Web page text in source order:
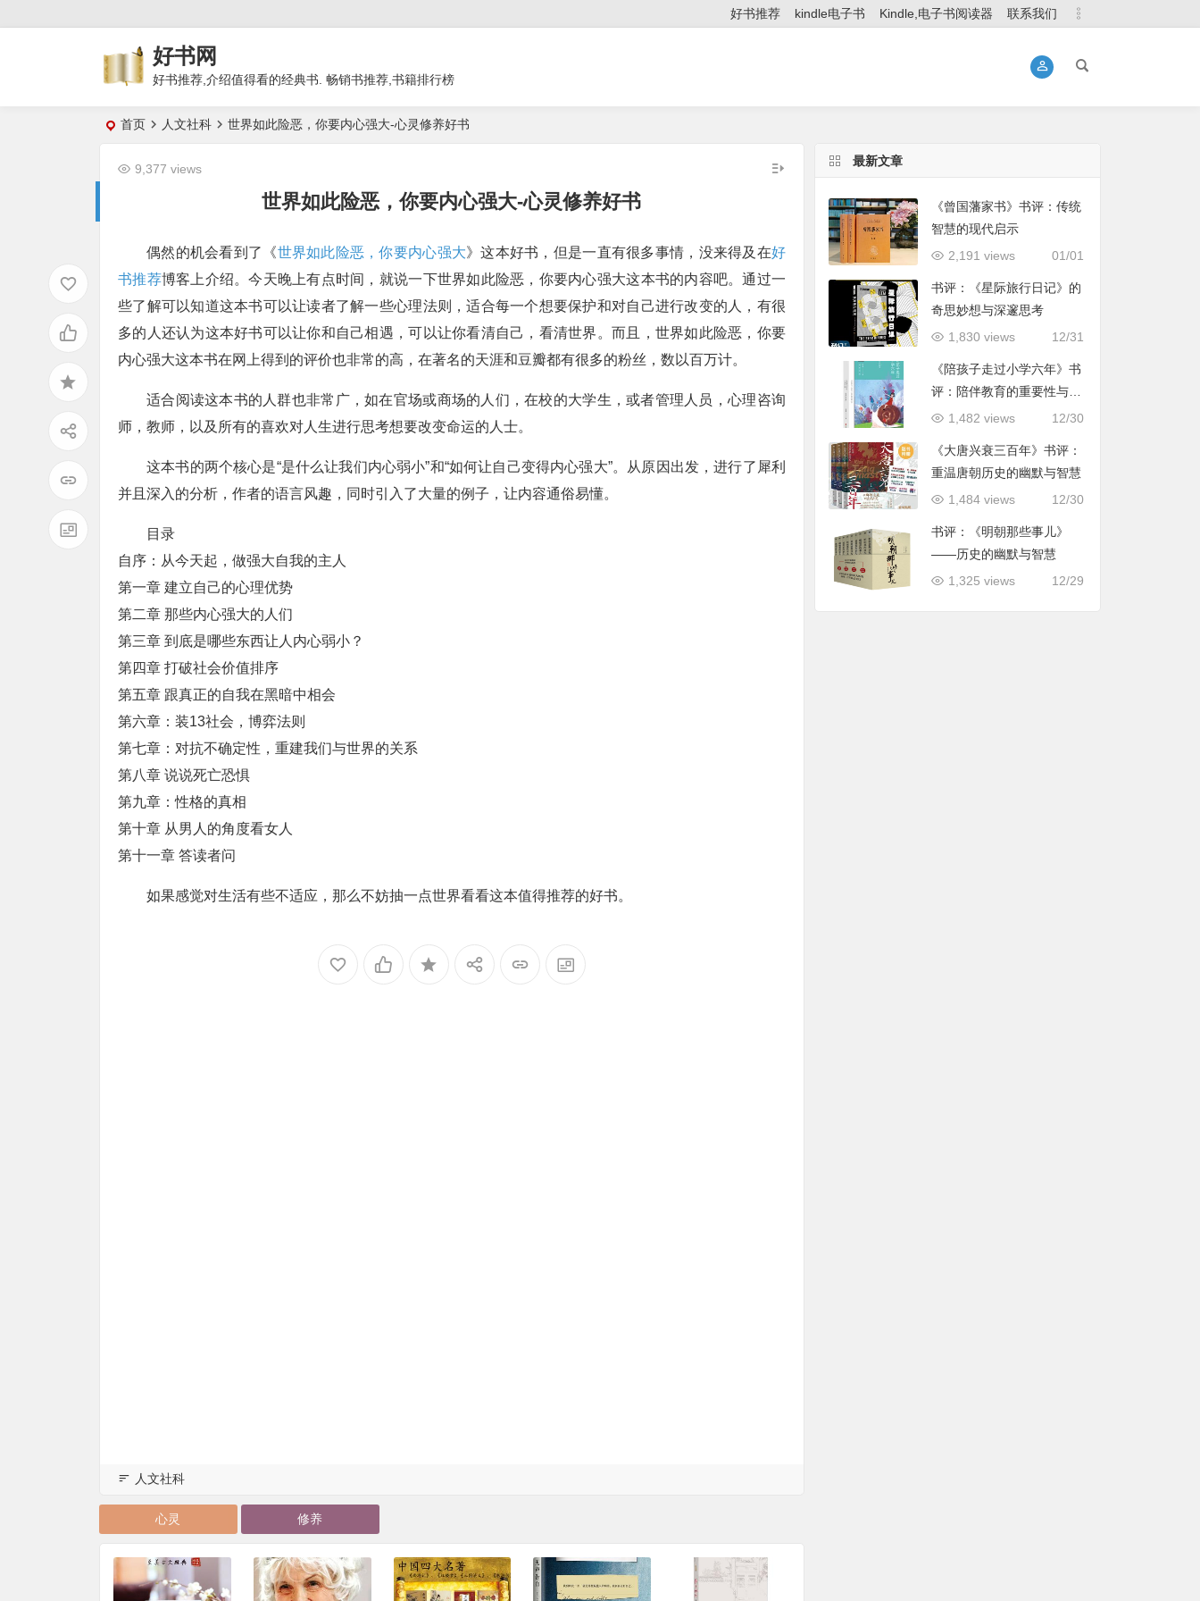
好书推荐 kindle电子书 Kindle,电子书阅读器 联系我们
好书网
好书推荐,介绍值得看的经典书. 畅销书推荐,书籍排行榜
首页 人文社科 世界如此险恶，你要内心强大-心灵修养好书
世界如此险恶，你要内心强大-心灵修养好书
9,377 views
偶然的机会看到了《世界如此险恶，你要内心强大》这本好书，但是一直有很多事情，没来得及在好
书推荐博客上介绍。今天晚上有点时间，就说一下世界如此险恶，你要内心强大这本书的内容吧。通过一
些了解可以知道这本书可以让读者了解一些心理法则，适合每一个想要保护和对自己进行改变的人，有很
多的人还认为这本好书可以让你和自己相遇，可以让你看清自己，看清世界。而且，世界如此险恶，你要
内心强大这本书在网上得到的评价也非常的高，在著名的天涯和豆瓣都有很多的粉丝，数以百万计。
适合阅读这本书的人群也非常广，如在官场或商场的人们，在校的大学生，或者管理人员，心理咨询
师，教师，以及所有的喜欢对人生进行思考想要改变命运的人士。
这本书的两个核心是“是什么让我们内心弱小”和“如何让自己变得内心强大”。从原因出发，进行了犀利
并且深入的分析，作者的语言风趣，同时引入了大量的例子，让内容通俗易懂。
目录
自序：从今天起，做强大自我的主人
第一章 建立自己的心理优势
第二章 那些内心强大的人们
第三章 到底是哪些东西让人内心弱小？
第四章 打破社会价值排序
第五章 跟真正的自我在黑暗中相会
第六章：装13社会，博弈法则
第七章：对抗不确定性，重建我们与世界的关系
第八章 说说死亡恐惧
第九章：性格的真相
第十章 从男人的角度看女人
第十一章 答读者问
如果感觉对生活有些不适应，那么不妨抽一点世界看看这本值得推荐的好书。
人文社科
心灵 修养
最新文章
《曾国藩家书》书评：传统
智慧的现代启示
01/01
2,191 views
书评：《星际旅行日记》的
奇思妙想与深邃思考
12/31
1,830 views
《陪孩子走过小学六年》书
评：陪伴教育的重要性与实
用指导
12/30
1,482 views
《大唐兴衰三百年》书评：
重温唐朝历史的幽默与智慧
12/30
1,484 views
书评：《明朝那些事儿》
——历史的幽默与智慧
12/29
1,325 views